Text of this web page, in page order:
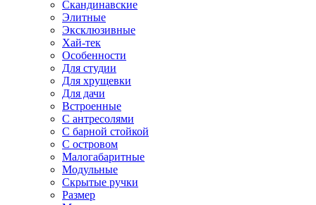
Скандинавские
Элитные
Эксклюзивные
Хай-тек
Особенности
Для студии
Для хрущевки
Для дачи
Встроенные
С антресолями
С барной стойкой
С островом
Малогабаритные
Модульные
Скрытые ручки
Размер